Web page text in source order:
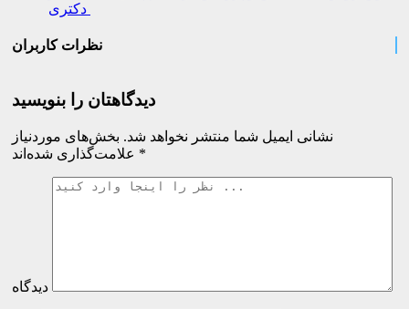
نظرات کاربران
دیدگاهتان را بنویسید
نشانی ایمیل شما منتشر نخواهد شد. بخش‌های موردنیاز
*
دیدگاه